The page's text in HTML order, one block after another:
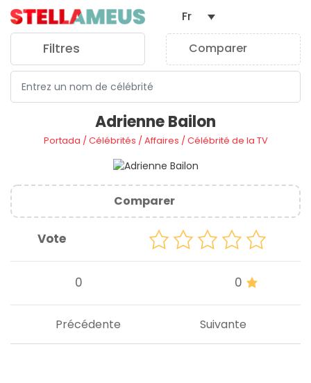
Filtres Comparer
Fr
Adrienne Bailon
Portada /Célébrités /Affaires /Célébrité de la TV
Comparer
Vote
0 0
Suivante
Précédente